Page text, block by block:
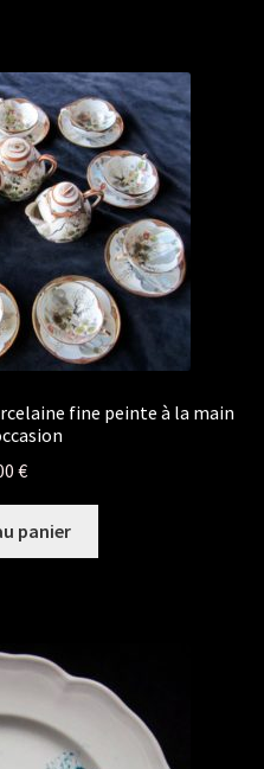
fine peinte à la main
€
panier